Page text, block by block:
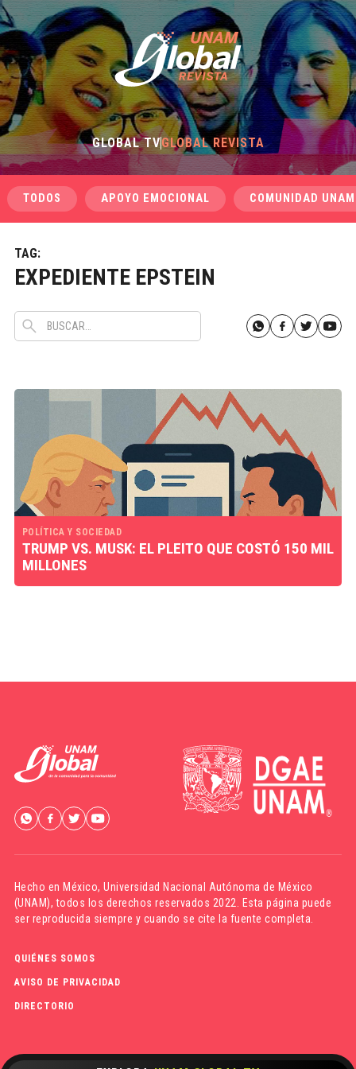
GLOBAL TVGLOBAL REVISTA
TODOS APOYO EMOCIONAL COMUNIDAD UNAM
TAG:
EXPEDIENTE EPSTEIN
POLÍTICA Y SOCIEDAD
TRUMP VS. MUSK: EL PLEITO QUE COSTÓ 150 MIL
MILLONES
Hecho en México,Universidad Nacional Autónoma de México
(UNAM), todos los derechos reservados 2022. Esta página puede
ser reproducida siempre y cuando se cite la fuente completa.
QUIÉNES SOMOS
AVISO DE PRIVACIDAD
DIRECTORIO